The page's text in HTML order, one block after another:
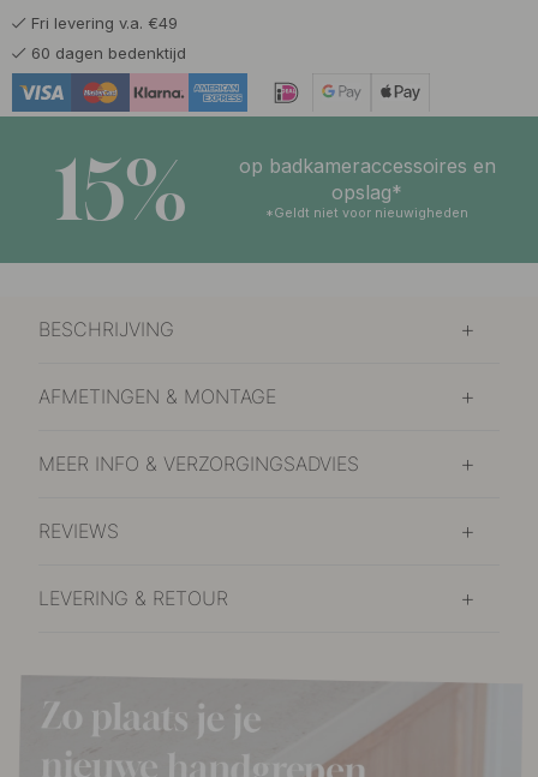
Fri levering v.a. €49
60 dagen bedenktijd
15%
op badkameraccessoires en
opslag*
*Geldt niet voor nieuwigheden
BESCHRIJVING
AFMETINGEN & MONTAGE
MEER INFO & VERZORGINGSADVIES
REVIEWS
LEVERING & RETOUR